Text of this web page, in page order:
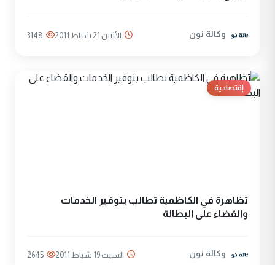
وكالة نون الأثنين 21 شباط 2011 3148
إقتصادية
تظاهرة في الكاظمية تطالب بتوفير الخدمات
والقضاء على البطالة
وكالة نون السبت 19 شباط 2011 2645